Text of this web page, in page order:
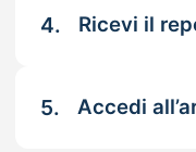
4. Ricevi il
5. Accedi